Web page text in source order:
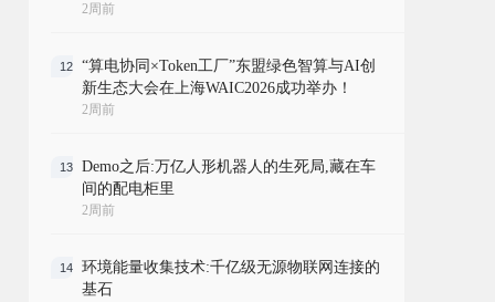
2周前
12
“算电协同×Token工厂”东盟绿色智算与AI创
新生态大会在上海WAIC2026成功举办！
2周前
13
Demo之后:万亿人形机器人的生死局,藏在车
间的配电柜里
2周前
14
环境能量收集技术:千亿级无源物联网连接的
基石